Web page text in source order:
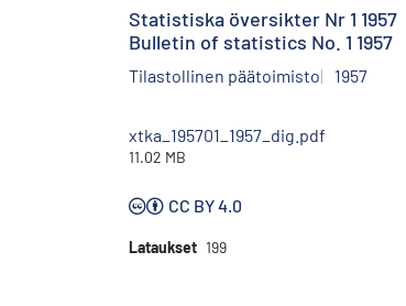
Statistiska översikter Nr 1 1957
Bulletin of statistics No. 1 1957
Tilastollinen päätoimisto 1957
xtka_195701_1957_dig.pdf
11.02 MB
CC BY 4.0
Lataukset 199